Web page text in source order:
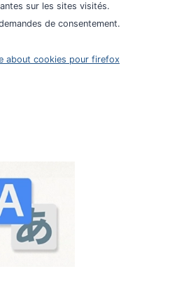
sur les sites visités.
de consentement.
about cookies pour firefox